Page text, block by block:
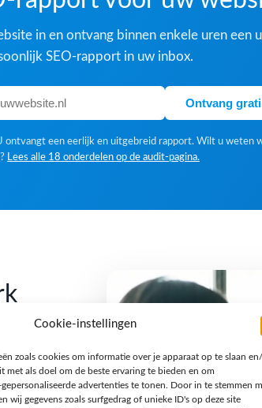
Cookie-instellingen
zoals cookies om informatie over je apparaat op te slaan
met als doel om de beste ervaring te bieden en om
advertenties te tonen. Door in te stemmen
wij gegevens zoals surfgedrag of unieke ID's op deze site
in en ontvang binnen enkele uren een
SEO-rapport in uw inbox.
Ontvang
ontvangt een eerlijk en uitgebreid rapport. Wilt u weten
Lees alle 18 onderdelen op de audit-pagina.
is